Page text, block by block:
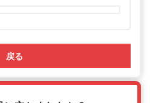
戻る